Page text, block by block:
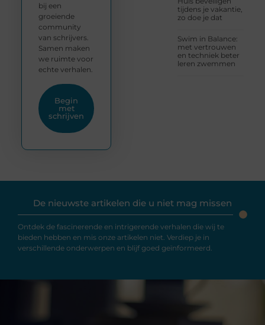
tijdens je vakantie,
zo doe je dat
Swim in Balance:
met vertrouwen
en techniek beter
leren zwemmen
bij een
groeiende
community
van schrijvers.
Samen maken
we ruimte voor
echte verhalen.
Begin
met
schrijven
De nieuwste artikelen die u niet mag missen
Ontdek de fascinerende en intrigerende verhalen die wij te
bieden hebben en mis onze artikelen niet. Verdiep je in
verschillende onderwerpen en blijf goed geïnformeerd.